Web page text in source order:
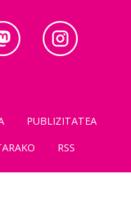
PUBLIZITATEA
RSS